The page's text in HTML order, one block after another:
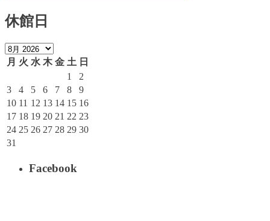
休館日
月 火 水 木 金 土 日
1
2
3
4 5 6 7 8
9
10 11 12 13 14 15 16
17 18 19 20 21 22 23
24 25 26 27 28 29 30
31
Facebook